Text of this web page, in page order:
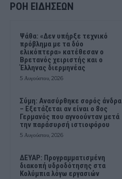
ΡΟΗ ΕΙΔΗΣΕΩΝ
Ψάθα: «Δεν υπήρξε τεχνικό
πρόβλημα με τα δύο
ελικόπτερα» κατέθεσαν ο
Βρετανός χειριστής και ο
Έλληνας διερμηνέας
5 Αυγούστου, 2026
Σύμη: Ανασύρθηκε σορός άνδρα
– Εξετάζεται αν είναι ο 8ος
Γερμανός που αγνοούνταν μετά
την παράσυρσή ιστιοφόρου
5 Αυγούστου, 2026
ΔΕΥΑΡ: Προγραμματισμένη
διακοπή υδροδότησης στα
Κολύμπια λόγω εργασιών